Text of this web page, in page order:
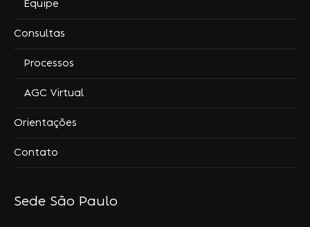
Equipe
Consultas
Processos
AGC Virtual
Orientações
Contato
Sede São Paulo